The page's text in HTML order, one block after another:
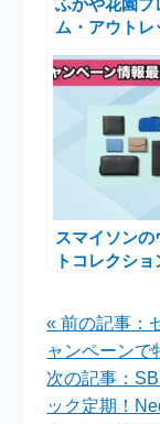
ム・アウトレ
「Lucky
Collection」
スマイソンの
トコレクシ
« 前の記事：
ャンペーンで
次の記事：
ック定期！